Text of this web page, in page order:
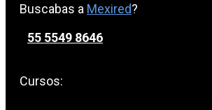
Buscabas a Mexired?
55 5549 8646
Cursos: